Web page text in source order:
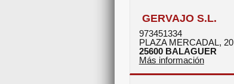
GERVAJO S.L.
973451334
PLAZA MERCADAL, 20
25600 BALAGUER
Más información